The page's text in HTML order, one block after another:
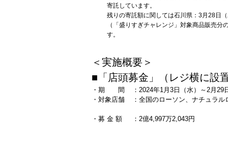
寄託しています。
残りの寄託額に関しては石川県：3月28日
（「盛りすぎチャレンジ」対象商品販売
す。
＜実施概要＞
■「店頭募金」（レジ横に設
・期 間
・対象店舗
・募 金 額
：2024年1月3日（水）～2月29
：全国のローソン、ナチュラ
：2億4,997万2,043円